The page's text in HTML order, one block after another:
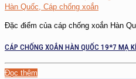
Đặc điểm của cáp chống xoắn Hàn
CÁP CHỐNG XOẮN HÀN QUỐC 19*7 MẠ
Đọc thêm